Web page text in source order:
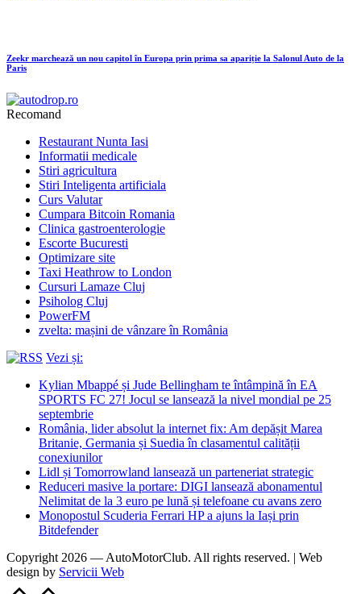
Zeekr marchează un nou capitol în Europa prin prima sa apariție la Salonul Auto de la
Paris
Recomand
Restaurant Nunta Iasi
Informatii medicale
Stiri agricultura
Stiri Inteligenta artificiala
Curs Valutar
Cumpara Bitcoin Romania
Clinica gastroenterologie
Escorte Bucuresti
Optimizare site
Taxi Heathrow to London
Cursuri Lamaze Cluj
Psiholog Cluj
PowerFM
zvelta: mașini de vânzare în România
Vezi și:
Kylian Mbappé și Jude Bellingham te întâmpină în EA
SPORTS FC 27! Jocul se lansează la nivel mondial pe 25
septembrie
România, lider absolut la internet fix: Am depășit Marea
Britanie, Germania și Suedia în clasamentul calității
conexiunilor
Lidl și Tomorrowland lansează un parteneriat strategic
Reduceri masive la portare: DIGI lansează abonamentul
Nelimitat de la 3 euro pe lună și telefoane cu avans zero
Monopostul Scuderia Ferrari HP a ajuns la Iași prin
Bitdefender
Copyright 2026 — AutoMotorClub. All rights reserved. | Web
design by Servicii Web